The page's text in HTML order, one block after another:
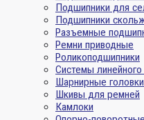
Подшипники для
Подшипники
Разъемные
Ремни приводные
Роликоподшипники
Системы
Шарнирные
Шкивы для ремней
Камлоки